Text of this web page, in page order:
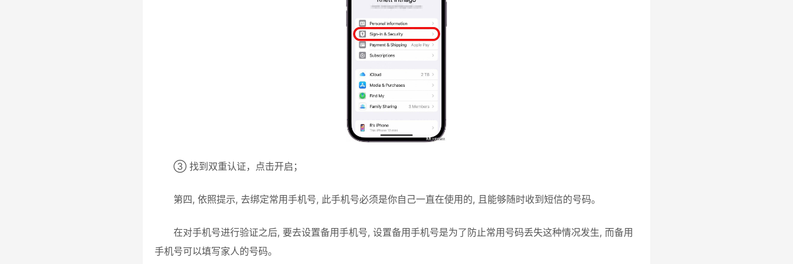
③ 找到双重认证，点击开启；
第四, 依照提示, 去绑定常用手机号, 此手机号必须是你自己一直在使用的, 且能够随时收到短信的号码。
在对手机号进行验证之后, 要去设置备用手机号, 设置备用手机号是为了防止常用号码丢失这种情况发生, 而备用
手机号可以填写家人的号码。